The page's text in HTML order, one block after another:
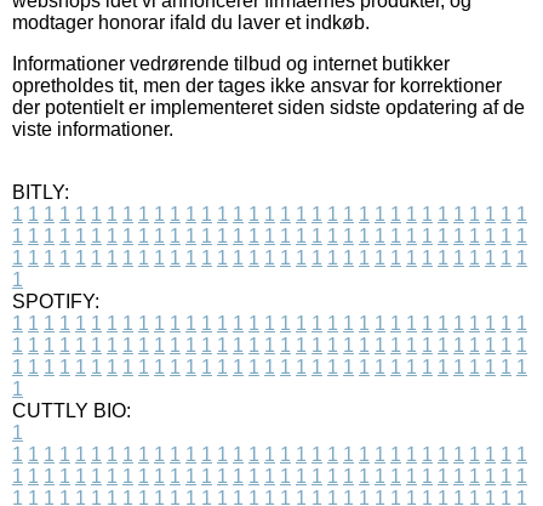
modtager honorar ifald du laver et indkøb.
Informationer vedrørende tilbud og internet butikker
opretholdes tit, men der tages ikke ansvar for korrektioner
der potentielt er implementeret siden sidste opdatering af de
viste informationer.
BITLY:
1 1 1 1 1 1 1 1 1 1 1 1 1 1 1 1 1 1 1 1 1 1 1 1 1 1 1 1 1 1 1 1 1
1 1 1 1 1 1 1 1 1 1 1 1 1 1 1 1 1 1 1 1 1 1 1 1 1 1 1 1 1 1 1 1 1
1 1 1 1 1 1 1 1 1 1 1 1 1 1 1 1 1 1 1 1 1 1 1 1 1 1 1 1 1 1 1 1 1
1
SPOTIFY:
1 1 1 1 1 1 1 1 1 1 1 1 1 1 1 1 1 1 1 1 1 1 1 1 1 1 1 1 1 1 1 1 1
1 1 1 1 1 1 1 1 1 1 1 1 1 1 1 1 1 1 1 1 1 1 1 1 1 1 1 1 1 1 1 1 1
1 1 1 1 1 1 1 1 1 1 1 1 1 1 1 1 1 1 1 1 1 1 1 1 1 1 1 1 1 1 1 1 1
1
CUTTLY BIO:
1
1 1 1 1 1 1 1 1 1 1 1 1 1 1 1 1 1 1 1 1 1 1 1 1 1 1 1 1 1 1 1 1 1
1 1 1 1 1 1 1 1 1 1 1 1 1 1 1 1 1 1 1 1 1 1 1 1 1 1 1 1 1 1 1 1 1
1 1 1 1 1 1 1 1 1 1 1 1 1 1 1 1 1 1 1 1 1 1 1 1 1 1 1 1 1 1 1 1 1